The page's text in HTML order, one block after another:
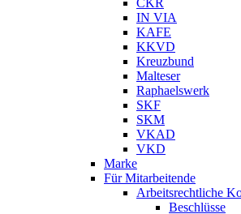
CKR
IN VIA
KAFE
KKVD
Kreuzbund
Malteser
Raphaelswerk
SKF
SKM
VKAD
VKD
Marke
Für Mitarbeitende
Arbeitsrechtliche
Beschlüsse